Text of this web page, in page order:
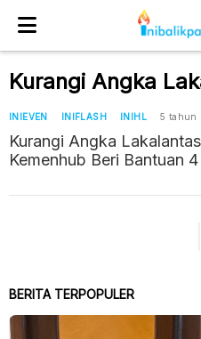
Kurangi Angka
INIEVEN INIFLASH INIHL 5 tahun
Kurangi Angka
Kemenhub Beri Bantuan
BERITA TERPOPULER